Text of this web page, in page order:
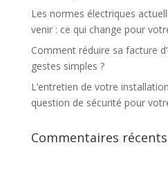
Les normes électriques
venir : ce qui change pour
Comment réduire sa facture
gestes simples ?
L’entretien de votre
question de sécurité pour
Commentaires récents